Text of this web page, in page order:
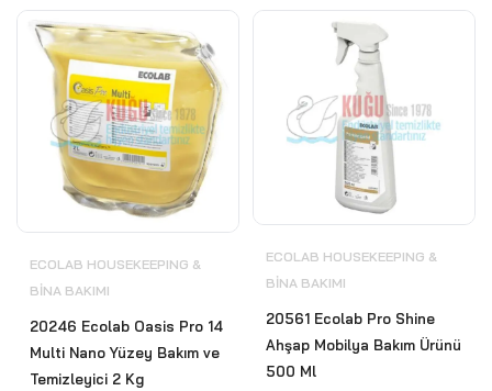
ECOLAB HOUSEKEEPING &
BİNA BAKIMI
20246 Ecolab Oasis Pro 14
Multi Nano Yüzey Bakım ve
Temizleyici 2 Kg
ECOLAB HOUSEKEEPING &
BİNA BAKIMI
20561 Ecolab Pro Shine
Ahşap Mobilya Bakım Ürünü
500 Ml